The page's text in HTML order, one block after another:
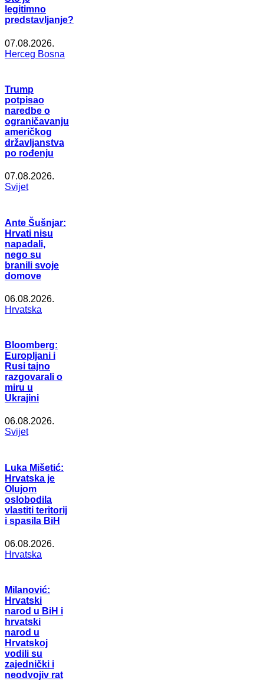
legitimno
predstavljanje?
07.08.2026.
Herceg Bosna
Trump
potpisao
naredbe o
ograničavanju
američkog
državljanstva
po rođenju
07.08.2026.
Svijet
Ante Šušnjar:
Hrvati nisu
napadali,
nego su
branili svoje
domove
06.08.2026.
Hrvatska
Bloomberg:
Europljani i
Rusi tajno
razgovarali o
miru u
Ukrajini
06.08.2026.
Svijet
Luka Mišetić:
Hrvatska je
Olujom
oslobodila
vlastiti teritorij
i spasila BiH
06.08.2026.
Hrvatska
Milanović:
Hrvatski
narod u BiH i
hrvatski
narod u
Hrvatskoj
vodili su
zajednički i
neodvojiv rat